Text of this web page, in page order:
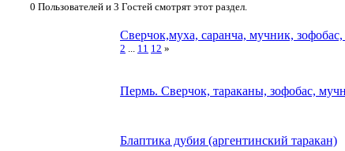
0 Пользователей и 3 Гостей смотрят этот раздел.
Сверчок,муха, саранча, мучник,
2 ... 11 12 »
Пермь. Сверчок, тараканы, зофобас,
Блаптика дубия (аргентинский таракан)